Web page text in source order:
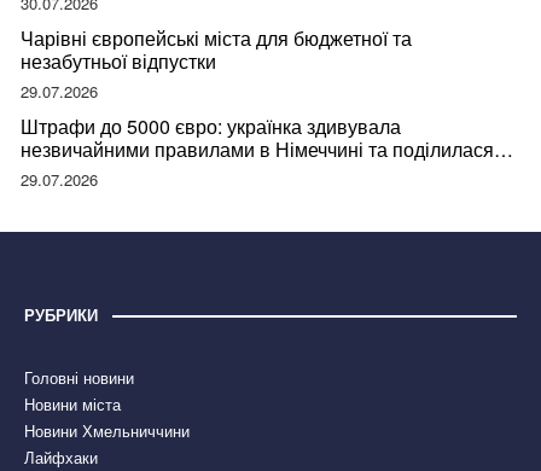
Чарівні європейські міста для бюджетної та
незабутньої відпустки
29.07.2026
Штрафи до 5000 євро: українка здивувала
незвичайними правилами в Німеччині та поділилася
правдою
29.07.2026
РУБРИКИ
Головні новини
Новини міста
Новини Хмельниччини
Лайфхаки